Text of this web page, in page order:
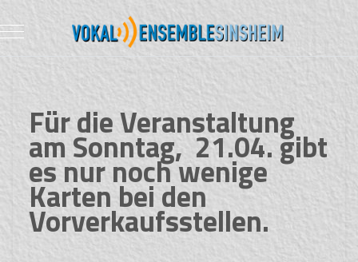
Mobile Menu Toggle
Für die Veranstaltung
am Sonntag, 21.04. gibt
es nur noch wenige
Karten bei den
Vorverkaufsstellen.